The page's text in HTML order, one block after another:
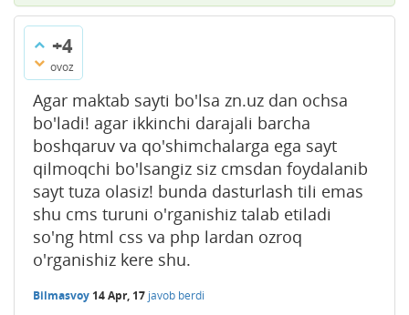
+4
ovoz
Agar maktab sayti bo'lsa zn.uz dan ochsa
bo'ladi! agar ikkinchi darajali barcha
boshqaruv va qo'shimchalarga ega sayt
qilmoqchi bo'lsangiz siz cmsdan foydalanib
sayt tuza olasiz! bunda dasturlash tili emas
shu cms turuni o'rganishiz talab etiladi
so'ng html css va php lardan ozroq
o'rganishiz kere shu.
Bilmasvoy 14 Apr, 17 javob berdi